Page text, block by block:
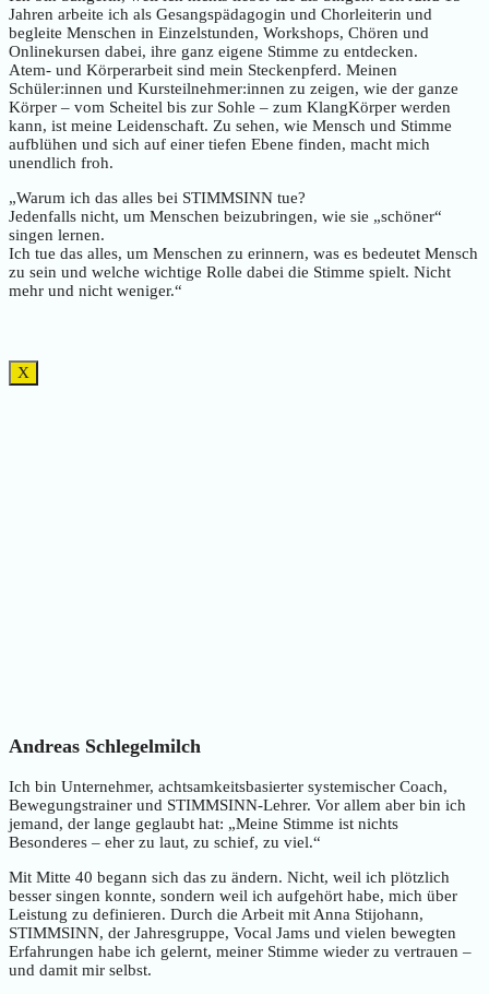
Jahren arbeite ich als Gesangspädagogin und Chorleiterin und
begleite Menschen in Einzelstunden, Workshops, Chören und
Onlinekursen dabei, ihre ganz eigene Stimme zu entdecken.
Atem- und Körperarbeit sind mein Steckenpferd. Meinen
Schüler:innen und Kursteilnehmer:innen zu zeigen, wie der ganze
Körper – vom Scheitel bis zur Sohle – zum KlangKörper werden
kann, ist meine Leidenschaft. Zu sehen, wie Mensch und Stimme
aufblühen und sich auf einer tiefen Ebene finden, macht mich
unendlich froh.
„Warum ich das alles bei STIMMSINN tue?
Jedenfalls nicht, um Menschen beizubringen, wie sie „schöner“
singen lernen.
Ich tue das alles, um Menschen zu erinnern, was es bedeutet Mensch
zu sein und welche wichtige Rolle dabei die Stimme spielt. Nicht
mehr und nicht weniger.“
X
Andreas Schlegelmilch
Ich bin Unternehmer, achtsamkeitsbasierter systemischer Coach,
Bewegungstrainer und STIMMSINN-Lehrer. Vor allem aber bin ich
jemand, der lange geglaubt hat: „Meine Stimme ist nichts
Besonderes – eher zu laut, zu schief, zu viel.“
Mit Mitte 40 begann sich das zu ändern. Nicht, weil ich plötzlich
besser singen konnte, sondern weil ich aufgehört habe, mich über
Leistung zu definieren. Durch die Arbeit mit Anna Stijohann,
STIMMSINN, der Jahresgruppe, Vocal Jams und vielen bewegten
Erfahrungen habe ich gelernt, meiner Stimme wieder zu vertrauen –
und damit mir selbst.